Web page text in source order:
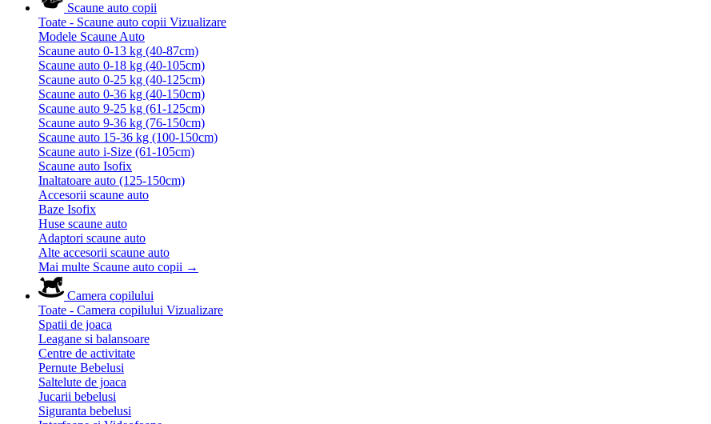
Scaune auto copii
Toate - Scaune auto copii Vizualizare
Modele Scaune Auto
Scaune auto 0-13 kg (40-87cm)
Scaune auto 0-18 kg (40-105cm)
Scaune auto 0-25 kg (40-125cm)
Scaune auto 0-36 kg (40-150cm)
Scaune auto 9-25 kg (61-125cm)
Scaune auto 9-36 kg (76-150cm)
Scaune auto 15-36 kg (100-150cm)
Scaune auto i-Size (61-105cm)
Scaune auto Isofix
Inaltatoare auto (125-150cm)
Accesorii scaune auto
Baze Isofix
Huse scaune auto
Adaptori scaune auto
Alte accesorii scaune auto
Mai multe Scaune auto copii →
Camera copilului
Toate - Camera copilului Vizualizare
Spatii de joaca
Leagane si balansoare
Centre de activitate
Pernute Bebelusi
Saltelute de joaca
Jucarii bebelusi
Siguranta bebelusi